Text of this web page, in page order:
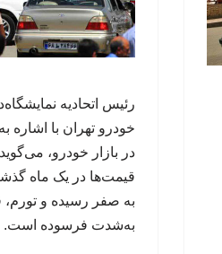
رئیس اتحادیه
خودرو تهران با اشاره
در بازار خودرو،
قیمت‌ها در یک ماه
به صفر رسیده و تورم،
به‌شدت فرسوده است.